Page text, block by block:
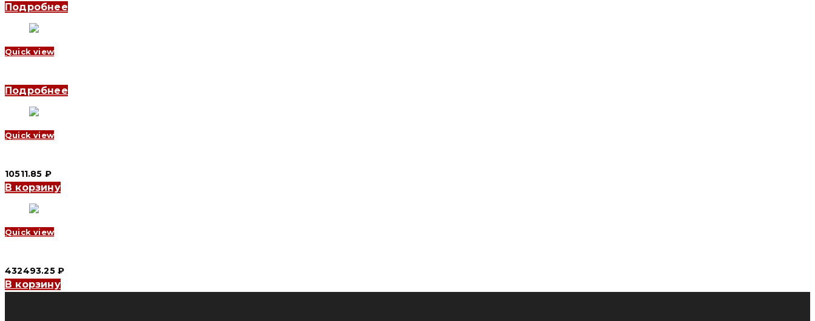
Подробнее
Quick view
Подробнее
Quick view
10511.85 ₽
В корзину
Quick view
432493.25 ₽
В корзину